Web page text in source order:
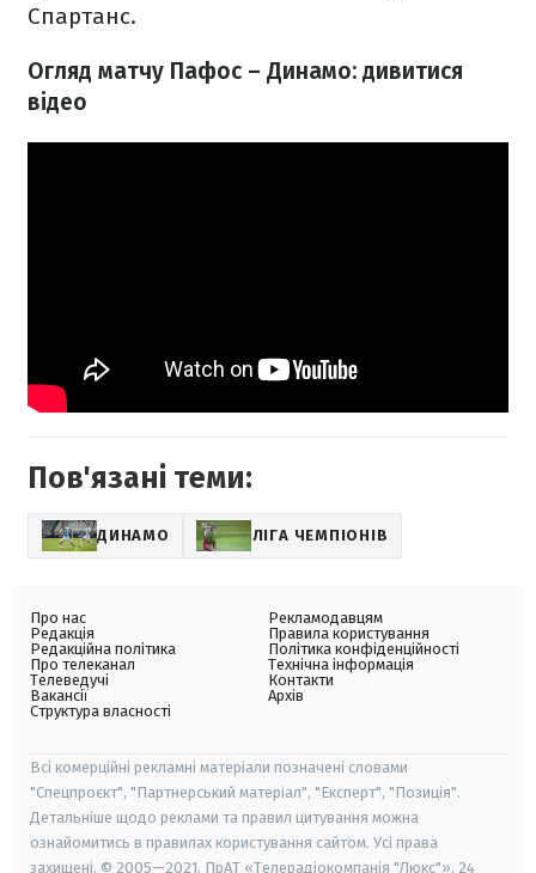
Спартанс.
Огляд матчу Пафос – Динамо: дивитися
відео
Пов'язані теми:
ДИНАМО ЛІГА ЧЕМПІОНІВ
Про нас
Редакція
Редакційна політика
Про телеканал
Телеведучі
Вакансії
Структура власності
Рекламодавцям
Правила користування
Політика конфіденційності
Технічна інформація
Контакти
Архів
Всі комерційні рекламні матеріали позначені словами
"Спецпроєкт", "Партнерський матеріал", "Експерт", "Позиція".
Детальніше щодо реклами та правил цитування можна
ознайомитись в правилах користування сайтом. Усі права
захищені. © 2005—2021, ПрАТ «Телерадіокомпанія "Люкс"», 24